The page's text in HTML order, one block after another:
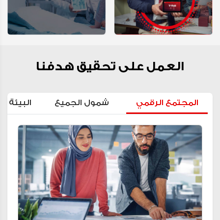
العمل على تحقيق هدفنا
المجتمع الرقمي شمول الجميع البيئة